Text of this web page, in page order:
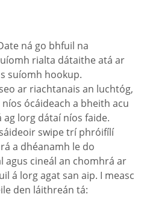
ná go bhfuil na
rialta dátaithe atá ar
suíomh hookup.
ar riachtanais an luchtóg,
ócáideach a bheith acu
lorg dátaí níos faide.
swipe trí phróifílí
a dhéanamh le do
agus cineál an chomhrá ar
á lorg agat san aip. I measc
den láithreán tá: